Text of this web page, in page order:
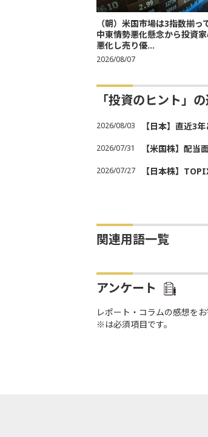
（朝）米国市場は3指数揃っ
中東情勢悪化懸念から投資
悪化し売り優...
2026/08/07
「投資のヒント」
2026/08/03 【日本】直近3
2026/07/31 【米国株】配当
2026/07/27 【日本株】
関連用語一覧
アンケート
レポート・コラムの感想を
※は必須項目です。